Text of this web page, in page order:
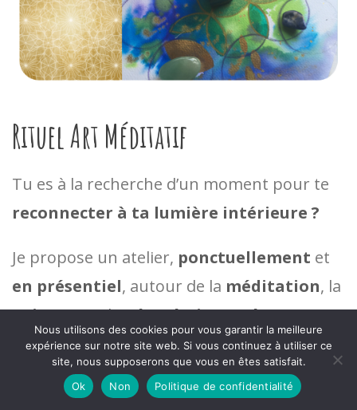
Rituel Art Méditatif
Tu es à la recherche d’un moment pour te
reconnecter à ta lumière intérieure ?
Je propose un atelier, ponctuellement et
en présentiel, autour de la méditation, la
peintureet lagéométrie sacrée.
L’occasion de partager ensemble un temps
méditatif qui allie peinture et géométrie
0
Nous utilisons des cookies pour vous garantir la meilleure
expérience sur notre site web. Si vous continuez à utiliser ce
site, nous supposerons que vous en êtes satisfait.
Ok
Non Politique de confidentialité